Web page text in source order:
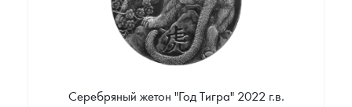
Серебряный жетон "Год Тигра" 2022 г.в.